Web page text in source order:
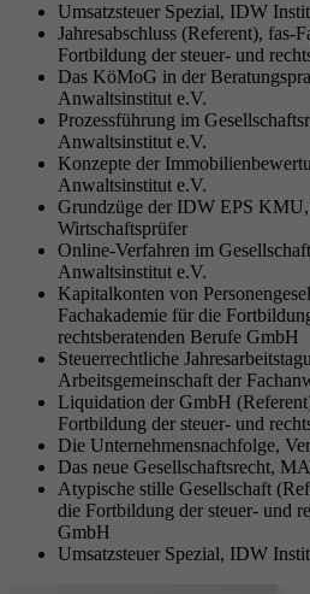
Umsatzsteuer Spezial, IDW
Jahresabschluss (Referent), fas-
Fortbildung der steuer- und
Das KöMoG in der
Anwaltsinstitut e.V.
Prozessführung im
Anwaltsinstitut e.V.
Konzepte der
Anwaltsinstitut e.V.
Grundzüge der IDW EPS
Wirtschaftsprüfer
Online-Verfahren im
Anwaltsinstitut e.V.
Kapitalkonten von
Fachakademie für die
rechtsberatenden Berufe GmbH
Steuerrechtliche
Arbeitsgemeinschaft der
Liquidation der GmbH
Fortbildung der steuer- und
Die Unternehmensnachfolge,
Das neue Gesellschaftsrecht,
Atypische stille Gesellschaft
die Fortbildung der steuer- und
GmbH
Umsatzsteuer Spezial, IDW